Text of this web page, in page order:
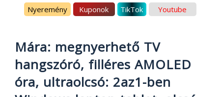
Nyeremény Kuponok TikTok Youtube
Mára: megnyerhető TV
hangszóró, filléres AMOLED
óra, ultraolcsó: 2az1-ben